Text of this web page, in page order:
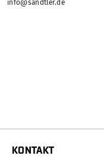
info@sandtler.de
KONTAKT